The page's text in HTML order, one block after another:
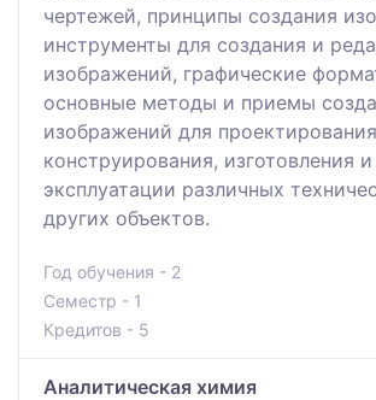
чертежей, принципы создания
инструменты для создания и
изображений, графические
основные методы и приемы
изображений для
конструирования, изготовления и
эксплуатации различных
других объектов.
Год обучения - 2
Семестр - 1
Кредитов - 5
Аналитическая химия